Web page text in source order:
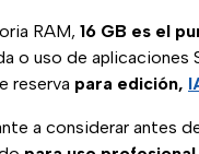
RAM, 16 GB es el
o uso de aplicaciones
reserva para edición,
a considerar antes